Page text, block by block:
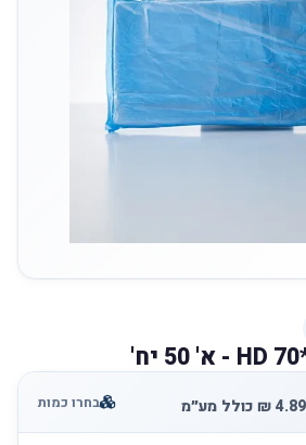
בחרו כמות